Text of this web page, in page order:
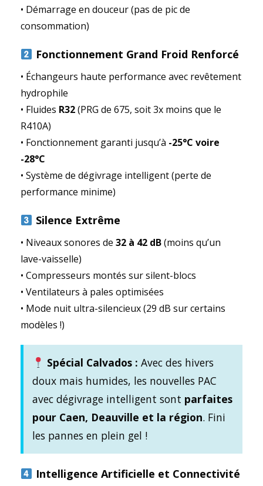
• Démarrage en douceur (pas de pic de
consommation)
Fonctionnement Grand Froid Renforcé
• Échangeurs haute performance avec revêtement
hydrophile
• Fluides R32(PRG de 675, soit 3x moins que le
R410A)
• Fonctionnement garanti jusqu’à -25°C voire
-28°C
• Système de dégivrage intelligent (perte de
performance minime)
Silence Extrême
• Niveaux sonores de 32 à 42 dB(moins qu’un
lave-vaisselle)
• Compresseurs montés sur silent-blocs
• Ventilateurs à pales optimisées
• Mode nuit ultra-silencieux (29 dB sur certains
modèles !)
Spécial Calvados : Avec des hivers
doux mais humides, les nouvelles PAC
avec dégivrage intelligent sont parfaites
pour Caen, Deauville et la région. Fini
les pannes en plein gel !
Intelligence Artificielle et Connectivité